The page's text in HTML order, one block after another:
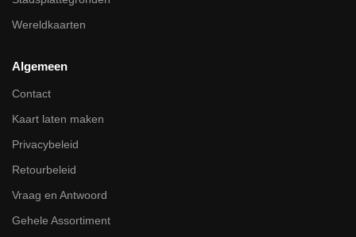
Wereldkaarten
Algemeen
Contact
Kaart laten maken
Privacybeleid
Retourbeleid
Vraag en Antwoord
Gehele Assortiment